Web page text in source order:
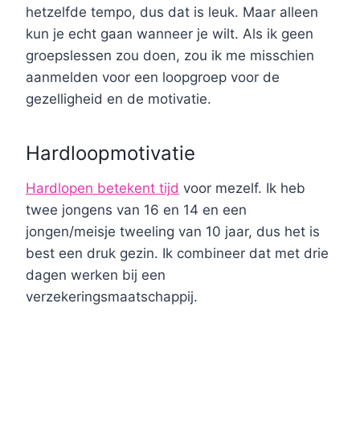
hetzelfde tempo, dus dat is leuk. Maar alleen
kun je echt gaan wanneer je wilt. Als ik geen
groepslessen zou doen, zou ik me misschien
aanmelden voor een loopgroep voor de
gezelligheid en de motivatie.
Hardloopmotivatie
Hardlopen betekent tijd voor mezelf. Ik heb
twee jongens van 16 en 14 en een
jongen/meisje tweeling van 10 jaar, dus het is
best een druk gezin. Ik combineer dat met drie
dagen werken bij een
verzekeringsmaatschappij.